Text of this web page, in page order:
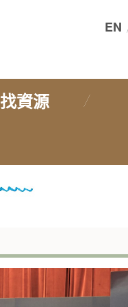
:::EN
找資源